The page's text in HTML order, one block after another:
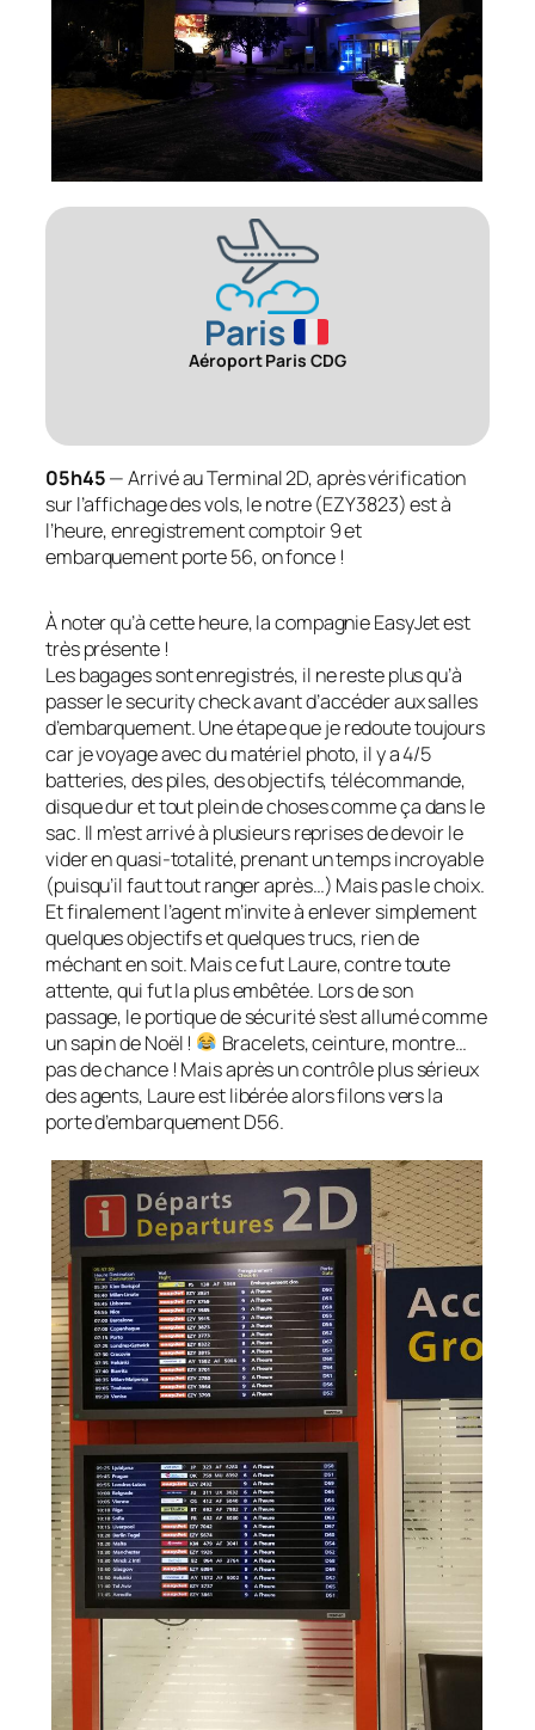
Paris
Aéroport Paris CDG
05h45— Arrivé au Terminal 2D, après vérification
sur l’affichage des vols, le notre (EZY3823) est à
l’heure, enregistrement comptoir 9 et
embarquement porte 56, on fonce !
À noter qu’à cette heure, la compagnie EasyJet est
très présente !
Les bagages sont enregistrés, il ne reste plus qu’à
passer le security check avant d’accéder aux salles
d’embarquement. Une étape que je redoute toujours
car je voyage avec du matériel photo, il y a 4/5
batteries, des piles, des objectifs, télécommande,
disque dur et tout plein de choses comme ça dans le
sac. Il m’est arrivé à plusieurs reprises de devoir le
vider en quasi-totalité, prenant un temps incroyable
(puisqu’il faut tout ranger après…) Mais pas le choix.
Et finalement l’agent m’invite à enlever simplement
quelques objectifs et quelques trucs, rien de
méchant en soit. Mais ce fut Laure, contre toute
attente, qui fut la plus embêtée. Lors de son
passage, le portique de sécurité s’est allumé comme
un sapin de Noël !
Bracelets, ceinture, montre…
pas de chance ! Mais après un contrôle plus sérieux
des agents, Laure est libérée alors filons vers la
porte d’embarquement D56.